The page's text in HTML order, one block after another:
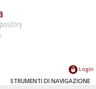
Login
STRUMENTI DI NAVIGAZIONE